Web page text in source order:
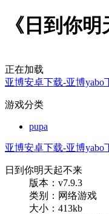
《日到你
正在加载
亚博安卓下载-亚博yabo
游戏分类
pupa
亚博安卓下载-亚博yabo
日到你明天起不来
版本：v7.9.3
类别：网络游戏
大小：413kb